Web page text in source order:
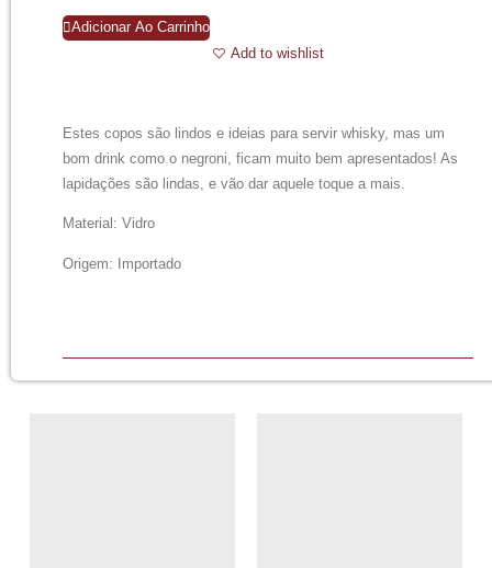
Adicionar Ao Carrinho
Add to wishlist
Estes copos são lindos e ideias para servir whisky, mas um
bom drink como o negroni, ficam muito bem apresentados! As
lapidações são lindas, e vão dar aquele toque a mais.
Material: Vidro
Origem: Importado